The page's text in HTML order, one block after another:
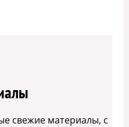
свежие материалы, с